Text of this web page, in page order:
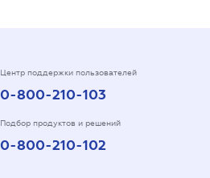
Центр поддержки пользователей
0-800-210-103
Подбор продуктов и решений
0-800-210-102